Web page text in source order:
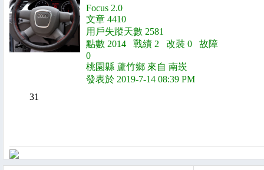
Focus 2.0
文章 4410
用戶失蹤天數 2581
點數 2014 戰績 2 改裝 0 故障
0
桃園縣 蘆竹鄉 來自 南崁
發表於 2019-7-14 08:39 PM
31